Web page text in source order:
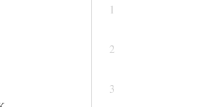
1
2
3